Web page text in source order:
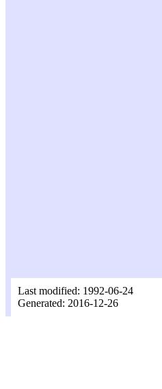
Last modified: 1992-06-24
Generated: 2016-12-26